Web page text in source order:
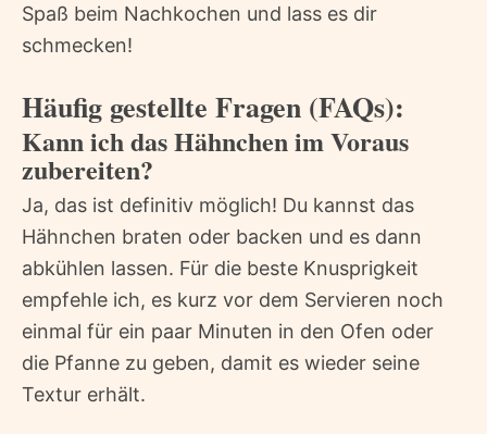
Spaß beim Nachkochen und lass es dir
schmecken!
Häufig gestellte Fragen (FAQs):
Kann ich das Hähnchen im Voraus
zubereiten?
Ja, das ist definitiv möglich! Du kannst das
Hähnchen braten oder backen und es dann
abkühlen lassen. Für die beste Knusprigkeit
empfehle ich, es kurz vor dem Servieren noch
einmal für ein paar Minuten in den Ofen oder
die Pfanne zu geben, damit es wieder seine
Textur erhält.